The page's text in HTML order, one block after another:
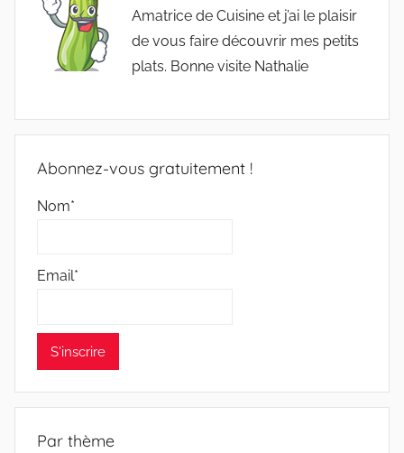
Amatrice de Cuisine et j’ai le plaisir
de vous faire découvrir mes petits
plats. Bonne visite Nathalie
Abonnez-vous gratuitement !
Nom*
Email*
Par thème